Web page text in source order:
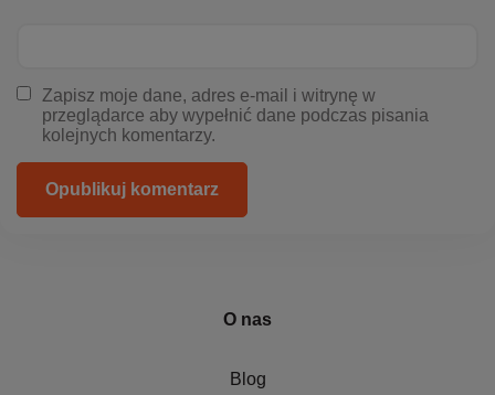
Zapisz moje dane, adres e-mail i witrynę w
przeglądarce aby wypełnić dane podczas pisania
kolejnych komentarzy.
Opublikuj komentarz
O nas
Blog